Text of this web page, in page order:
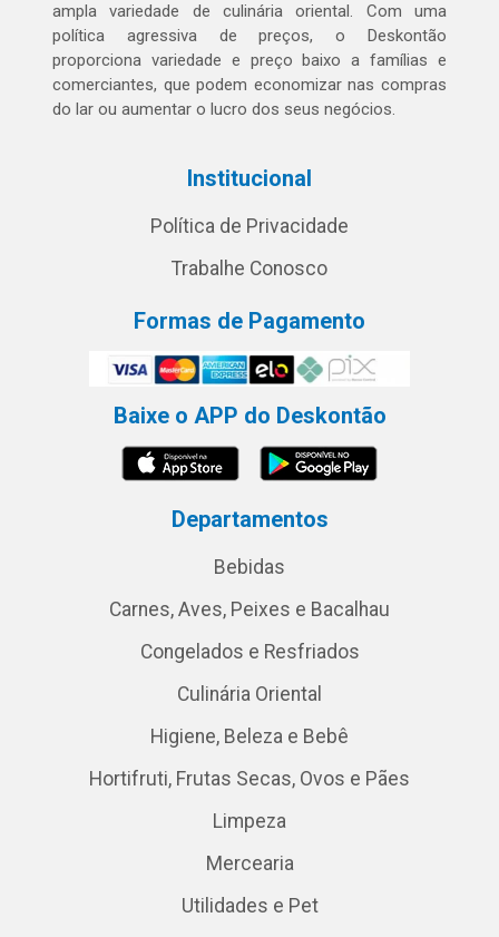
ampla variedade de culinária oriental. Com uma
política agressiva de preços, o Deskontão
proporciona variedade e preço baixo a famílias e
comerciantes, que podem economizar nas compras
do lar ou aumentar o lucro dos seus negócios.
Institucional
Política de Privacidade
Trabalhe Conosco
Formas de Pagamento
Baixe o APP do Deskontão
Departamentos
Bebidas
Carnes, Aves, Peixes e Bacalhau
Congelados e Resfriados
Culinária Oriental
Higiene, Beleza e Bebê
Hortifruti, Frutas Secas, Ovos e Pães
Limpeza
Mercearia
Utilidades e Pet